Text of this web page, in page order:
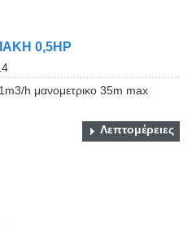
0,5ΗΡ
h μανομετρικο 35m max
Λεπτομέρειες